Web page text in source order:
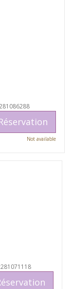
Not available